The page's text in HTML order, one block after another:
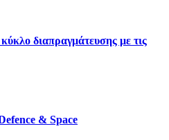
διαπραγμάτευσης με τις
& Space